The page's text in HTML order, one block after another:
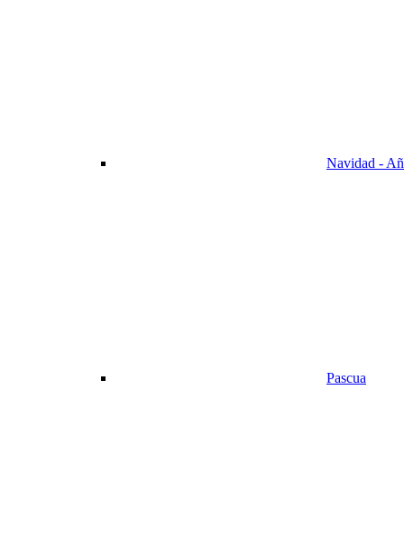
Navidad -
Pascua